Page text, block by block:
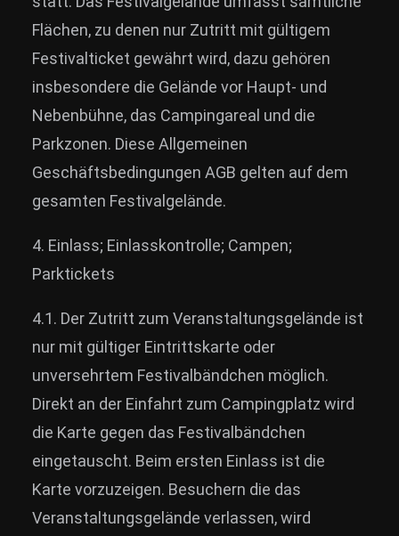
Flächen, zu denen nur Zutritt mit gültigem
Festivalticket gewährt wird, dazu gehören
insbesondere die Gelände vor Haupt- und
Nebenbühne, das Campingareal und die
Parkzonen. Diese Allgemeinen
Geschäftsbedingungen AGB gelten auf dem
gesamten Festivalgelände.
4. Einlass; Einlasskontrolle; Campen;
Parktickets
4.1. Der Zutritt zum Veranstaltungsgelände ist
nur mit gültiger Eintrittskarte oder
unversehrtem Festivalbändchen möglich.
Direkt an der Einfahrt zum Campingplatz wird
die Karte gegen das Festivalbändchen
eingetauscht. Beim ersten Einlass ist die
Karte vorzuzeigen. Besuchern die das
Veranstaltungsgelände verlassen, wird